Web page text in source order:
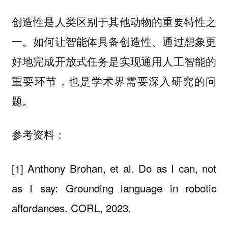
创造性是人类区别于其他动物的重要特性之
一。如何让智能体具备创造性、通过想象更
好地完成开放式任务是实现通用人工智能的
重要环节，也是学术界需要深入研究的问
题。
参考资料：
[1] Anthony Brohan, et al. Do as I can, not
as I say: Grounding language in robotic
affordances. CORL, 2023.